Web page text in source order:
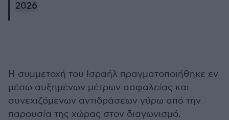
2026
Η συμμετοχή του Ισραήλ πραγματοποιήθηκε εν
μέσω αυξημένων μέτρων ασφαλείας και
συνεχιζόμενων αντιδράσεων γύρω από την
παρουσία της χώρας στον διαγωνισμό.